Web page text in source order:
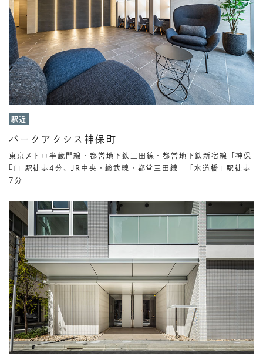
駅近
パークアクシス神保町
東京メトロ半蔵門線・都営地下鉄三田線・都営地下鉄新宿線「神保
町」駅徒歩4分、JR中央・総武線・都営三田線 「水道橋」駅徒歩
7分